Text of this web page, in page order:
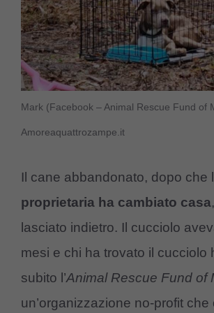
Mark (Facebook – Animal Rescue Fund of
Amoreaquattrozampe.it
Il cane abbandonato, dopo che
proprietaria ha cambiato casa
lasciato indietro. Il cucciolo
mesi e chi ha trovato il cucciolo
subito l’Animal Rescue Fund of
un’organizzazione no-profit che